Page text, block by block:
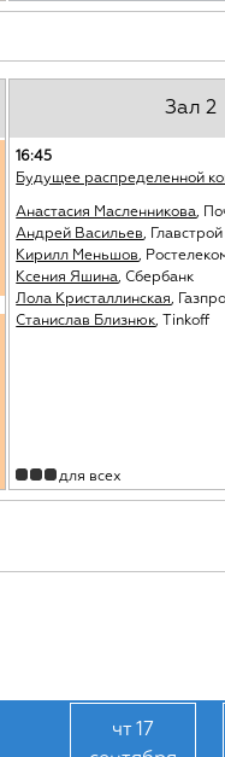
Зал 2
16:45
Будущее распределенной
Анастасия Масленникова,
Андрей Васильев,
Кирилл Меньшов,
Ксения Яшина, Сбербанк
Лола Кристаллинская,
Станислав Близнюк, Tinkoff
для всех
чт 17